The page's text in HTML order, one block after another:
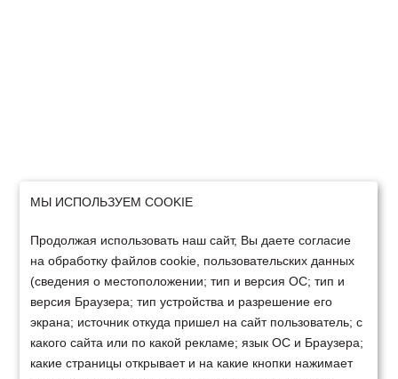
МЫ ИСПОЛЬЗУЕМ COOKIE
Продолжая использовать наш сайт, Вы даете согласие
на обработку файлов cookie, пользовательских данных
(сведения о местоположении; тип и версия ОС; тип и
версия Браузера; тип устройства и разрешение его
экрана; источник откуда пришел на сайт пользователь; с
какого сайта или по какой рекламе; язык ОС и Браузера;
какие страницы открывает и на какие кнопки нажимает